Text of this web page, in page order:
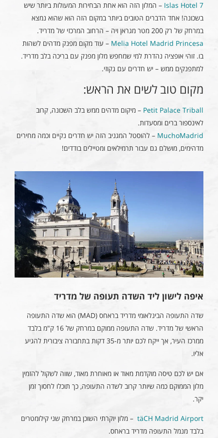
7 Islas Hotel
– המלון הזה הוא אחת הבחירות המעולות ביותר שיש
בשכונה! אחד הדברים הטובים ביותר במקום הזה הוא שהוא נמצא
במרחק של רק 200 מטר מגראן ויה – הרחוב המרכזי של מדריד.
Melia Hotel Madrid Princesa – עוד מקום מפנק מדהים לשהות
בו. זוהי אופציה נהדרת למי שמחפש מלון מפנק עם בריכה בלב מדריד.
למתפנקים ממש – יש חדרים עם גקוזי.
מקום טוב לשים את הראש:
Petit Palace Triball – מיקום מדהים ממש בלב השכונה, קרוב
לאינספור ברים ומסעדות.
MuchoMadrid – להוסטל המגניב הזה יש חדרים נקיים וכמה מחירים
מדהימים, מושלם גם עבור תרמילאים ומטיילים בודדים!
איפה לישון ליד השדה תעופה של מדריד
שדה התעופה הבינלאומי מדריד בראחס (MAD) הוא שדה התעופה
הראשי של מדריד. שדה התעופה ממוקם במרחק של 16 ק"מ בלבד
ממרכז העיר, אך ייקח לכם יותר מ-35 דקות בתחבורה ציבורית להגיע
אליו.
אם יש לכם טיסה מוקדמת מאוד או מאוחרת מאוד, שווה לשקול להזמין
מלון הממוקם כמה שיותר קרוב לשדה התעופה, כך תוכלו לחסוך זמן
יקר.
täCH Madrid Airport – מלון יוקרתי השוכן במרחק שני קילומטרים
בלבד מנמל התעופה מדריד בראחס.